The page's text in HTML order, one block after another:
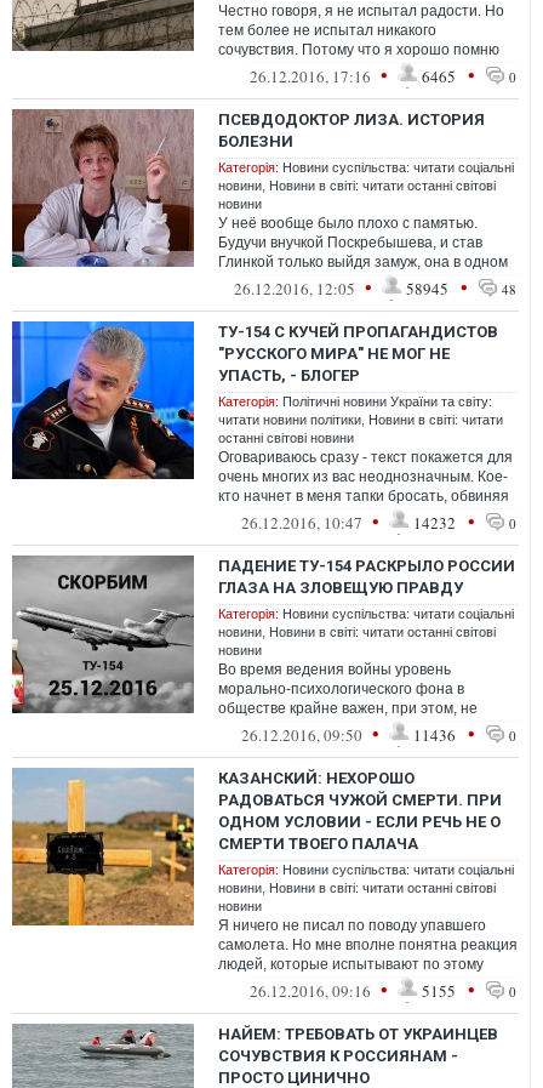
Честно говоря, я не испытал радости. Но
тем более не испытал никакого
сочувствия. Потому что я хорошо помню
не только, как русские стреляли в меня в "...
26.12.2016, 17:16 • 6465 • 0
ПСЕВДОДОКТОР ЛИЗА. ИСТОРИЯ
БОЛЕЗНИ
Категорія: Новини суспільства: читати соціальні
новини Новини в світі: читати останні світові
новини
У неё вообще было плохо с памятью.
Будучи внучкой Поскребышева, и став
Глинкой только выйдя замуж, она в одном
интервью умудрилась назвать себя
26.12.2016, 12:05 • 58945 • 48
ТУ-154 С КУЧЕЙ ПРОПАГАНДИСТОВ
"РУССКОГО МИРА" НЕ МОГ НЕ
УПАСТЬ, - БЛОГЕР
Категорія: Політичні новини України та світу:
читати новини політики Новини в світі: читати
останні світові новини
Оговариваюсь сразу - текст покажется для
очень многих из вас неоднозначным. Кое-
кто начнет в меня тапки бросать, обвиняя
во всех семи смертных грехах
26.12.2016, 10:47 • 14232 • 0
ПАДЕНИЕ ТУ-154 РАСКРЫЛО РОССИИ
ГЛАЗА НА ЗЛОВЕЩУЮ ПРАВДУ
Категорія: Новини суспільства: читати соціальні
новини Новини в світі: читати останні світові
новини
Во время ведения войны уровень
морально-психологического фона в
обществе крайне важен, при этом, не
взирая, война эта имеет открытый
характер или же г...
26.12.2016, 09:50 • 11436 • 0
КАЗАНСКИЙ: НЕХОРОШО
РАДОВАТЬСЯ ЧУЖОЙ СМЕРТИ. ПРИ
ОДНОМ УСЛОВИИ - ЕСЛИ РЕЧЬ НЕ О
СМЕРТИ ТВОЕГО ПАЛАЧА
Категорія: Новини суспільства: читати соціальні
новини Новини в світі: читати останні світові
новини
Я ничего не писал по поводу упавшего
самолета. Но мне вполне понятна реакция
людей, которые испытывают по этому
поводу удовлетворение
26.12.2016, 09:16 • 5155 • 0
НАЙЕМ: ТРЕБОВАТЬ ОТ УКРАИНЦЕВ
СОЧУВСТВИЯ К РОССИЯНАМ -
ПРОСТО ЦИНИЧНО